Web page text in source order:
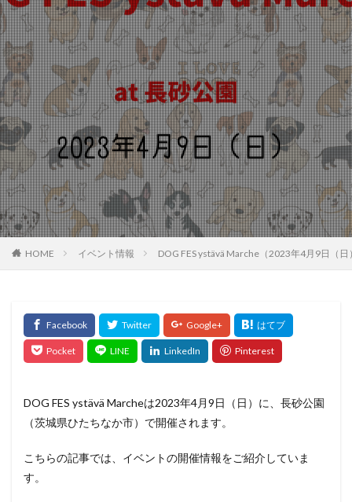
HOME イベント情報 DOG FES ystävä Marche（2023年4月9日（
DOG FES ystävä Marcheは2023年4月9日（日）に、長砂公園
（茨城県ひたちなか市）で開催されます。
こちらの記事では、イベントの開催情報をご紹介していま
す。